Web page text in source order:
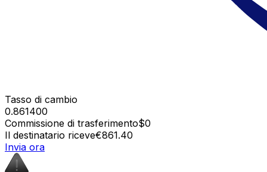
Tasso di cambio
0.861400
Commissione di trasferimento$0
Il destinatario riceve€861.40
Invia ora